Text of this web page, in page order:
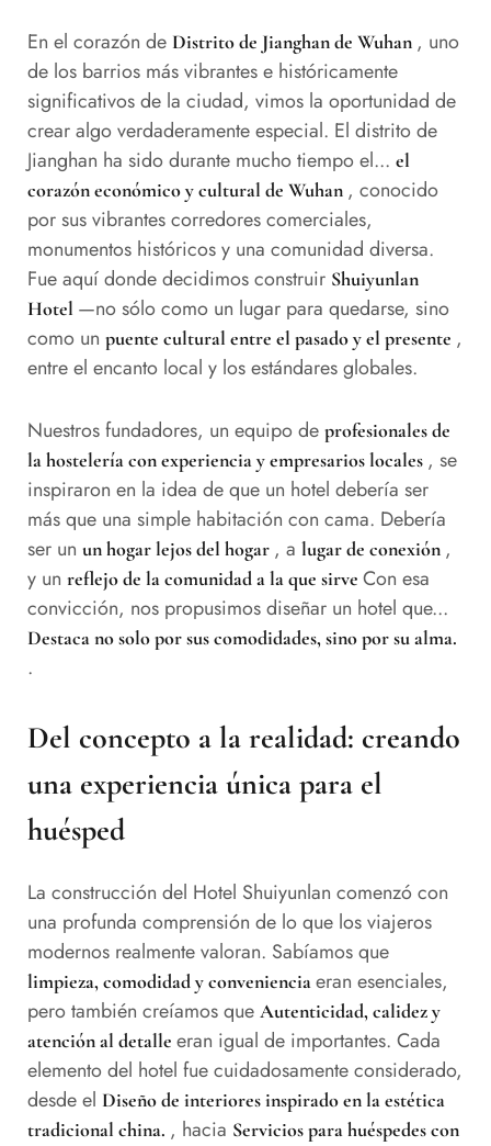
En el corazón de Distrito de Jianghan de Wuhan , uno
de los barrios más vibrantes e históricamente
significativos de la ciudad, vimos la oportunidad de
crear algo verdaderamente especial. El distrito de
Jianghan ha sido durante mucho tiempo el... el
corazón económico y cultural de Wuhan , conocido
por sus vibrantes corredores comerciales,
monumentos históricos y una comunidad diversa.
Fue aquí donde decidimos construir Shuiyunlan
Hotel —no sólo como un lugar para quedarse, sino
como un puente cultural entre el pasado y el presente ,
entre el encanto local y los estándares globales.
Nuestros fundadores, un equipo de profesionales de
la hostelería con experiencia y empresarios locales , se
inspiraron en la idea de que un hotel debería ser
más que una simple habitación con cama. Debería
ser un un hogar lejos del hogar , a lugar de conexión ,
y un reflejo de la comunidad a la que sirve Con esa
convicción, nos propusimos diseñar un hotel que...
Destaca no solo por sus comodidades, sino por su alma.
.
Del concepto a la realidad: creando
una experiencia única para el
huésped
La construcción del Hotel Shuiyunlan comenzó con
una profunda comprensión de lo que los viajeros
modernos realmente valoran. Sabíamos que
limpieza, comodidad y convenienciaeran esenciales,
pero también creíamos que Autenticidad, calidez y
atención al detalle eran igual de importantes. Cada
elemento del hotel fue cuidadosamente considerado,
desde el Diseño de interiores inspirado en la estética
tradicional china. , hacia Servicios para huéspedes con